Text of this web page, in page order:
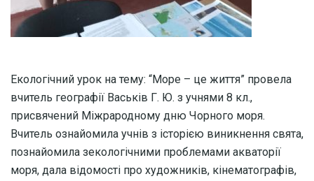
Екологічний урок на тему: “Море – це життя” провела
вчитель географії Васьків Г. Ю. з учнями 8 кл.,
присвячений Міжрародному дню Чорного моря.
Вчитель ознайомила учнів з історією виникнення свята,
познайомила зекологічними проблемами акваторії
моря, дала відомості про художників, кінематографів,